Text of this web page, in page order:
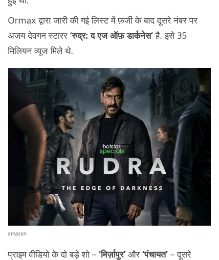
Ormax द्वारा जारी की गई लिस्ट में फ़र्जी के बाद दूसरे नंबर पर
अजय देवगन स्टारर ‘रुद्र: द एज ऑफ़ डार्कनेस’है. इसे 35
मिलियन व्यूज मिले थे.
amazon
प्राइम वीडियो के दो बड़े शो – ‘मिर्ज़ापुर’ और ‘पंचायत’ – दूसरे